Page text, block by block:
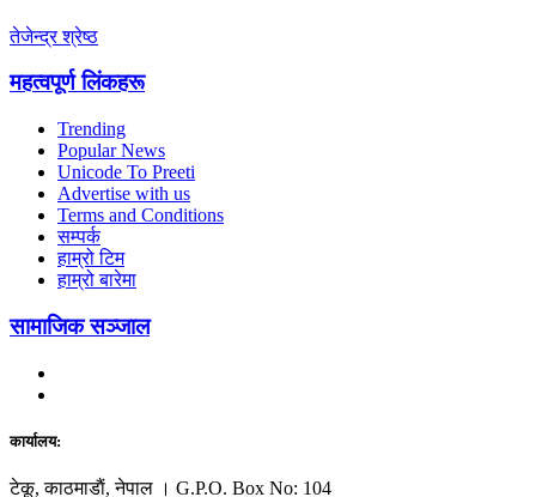
तेजेन्द्र श्रेष्ठ
महत्वपूर्ण लिंकहरू
Trending
Popular News
Unicode To Preeti
Advertise with us
Terms and Conditions
सम्पर्क
हाम्रो टिम
हाम्रो बारेमा
सामाजिक सञ्जाल
कार्यालय:
टेकू, काठमाडाैं, नेपाल । G.P.O. Box No: 104